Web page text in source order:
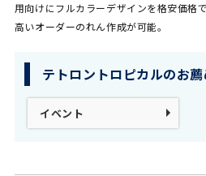
用向けにフルカラーデザインを格安価格
高いオーダーのれん作成が可能。
テトロントロピカルのお
イベント